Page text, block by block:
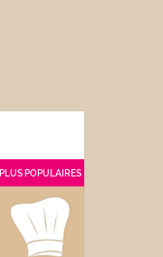
PLUS POPULAIRES